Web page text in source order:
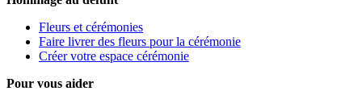
Fleurs et cérémonies
Faire livrer des fleurs pour la cérémonie
Créer votre espace cérémonie
Pour vous aider